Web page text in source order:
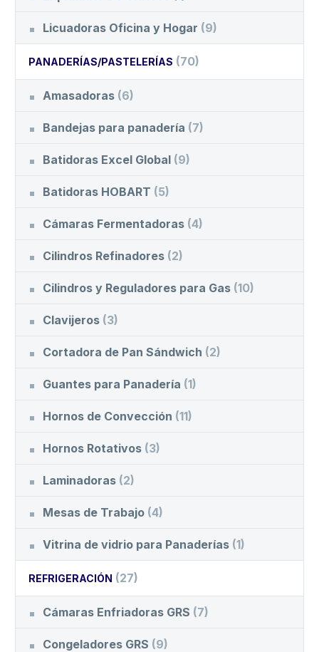
Licuadoras Oficina y Hogar (9)
PANADERÍAS/PASTELERÍAS (70)
Amasadoras (6)
Bandejas para panadería (7)
Batidoras Excel Global (9)
Batidoras HOBART (5)
Cámaras Fermentadoras (4)
Cilindros Refinadores (2)
Cilindros y Reguladores para Gas (10)
Clavijeros (3)
Cortadora de Pan Sándwich (2)
Guantes para Panadería (1)
Hornos de Convección (11)
Hornos Rotativos (3)
Laminadoras (2)
Mesas de Trabajo (4)
Vitrina de vidrio para Panaderías (1)
REFRIGERACIÓN (27)
Cámaras Enfriadoras GRS (7)
Congeladores GRS (9)